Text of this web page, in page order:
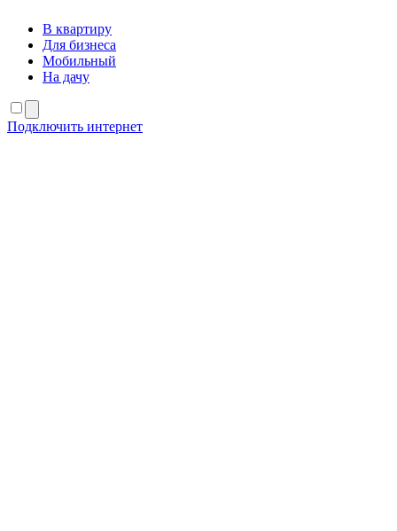
В квартиру
Для бизнеса
Мобильный
На дачу
Подключить интернет